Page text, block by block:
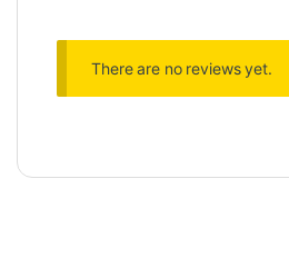
There are no reviews yet.